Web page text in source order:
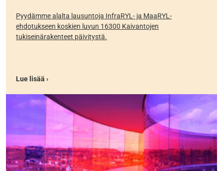
Pyydämme alalta lausuntoja InfraRYL- ja MaaRYL-
ehdotukseen koskien luvun 16300 Kaivantojen
tukiseinärakenteet päivitystä.
Lue lisää ›